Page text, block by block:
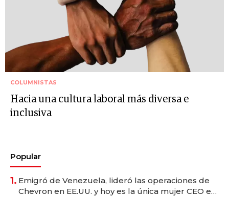
COLUMNISTAS
Hacia una cultura laboral más diversa e
inclusiva
Popular
1. Emigró de Venezuela, lideró las operaciones de
Chevron en EE.UU. y hoy es la única mujer CEO en